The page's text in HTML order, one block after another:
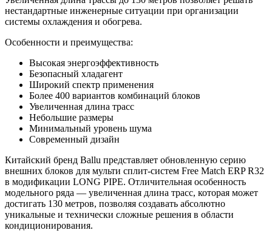
нестандартные инженерные ситуации при организации
системы охлаждения и обогрева.
Особенности и преимущества:
Высокая энергоэффективность
Безопасный хладагент
Широкий спектр применения
Более 400 вариантов комбинаций блоков
Увеличенная длина трасс
Небольшие размеры
Минимальный уровень шума
Современный дизайн
Китайский бренд Ballu представляет обновленную серию
внешних блоков для мульти сплит-систем Free Match ERP R32
в модификации LONG PIPE. Отличительная особенность
модельного ряда — увеличенная длина трасс, которая может
достигать 130 метров, позволяя создавать абсолютно
уникальные и технически сложные решения в области
кондиционирования.